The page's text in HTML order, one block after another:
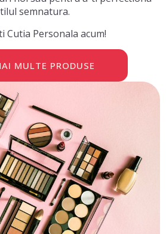
semnatura.
Cutia Personala acum!
MULTE PRODUSE